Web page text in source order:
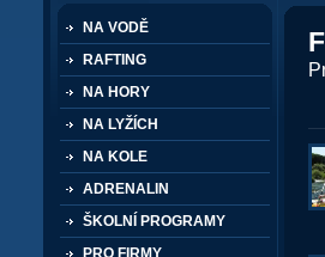
NA VODĚ
RAFTING
NA HORY
NA LYŽÍCH
NA KOLE
ADRENALIN
ŠKOLNÍ PROGRAMY
PRO FIRMY